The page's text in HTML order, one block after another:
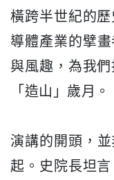
橫跨半世紀的歷
導體產業的擘
與風趣， 為我
「造山」歲月。
演講的開頭，
起。史院長坦